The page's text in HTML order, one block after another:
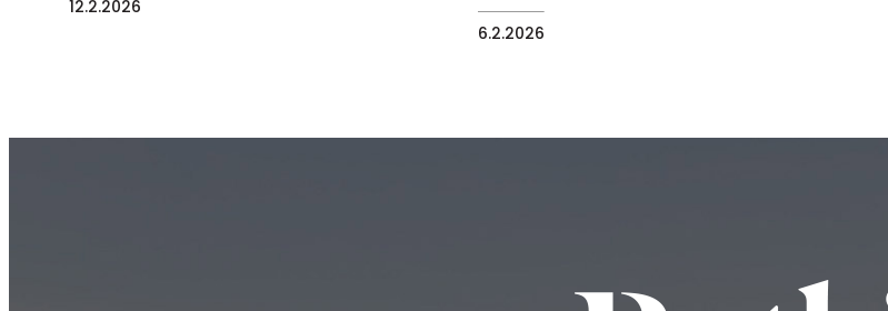
12.2.2026
6.2.2026